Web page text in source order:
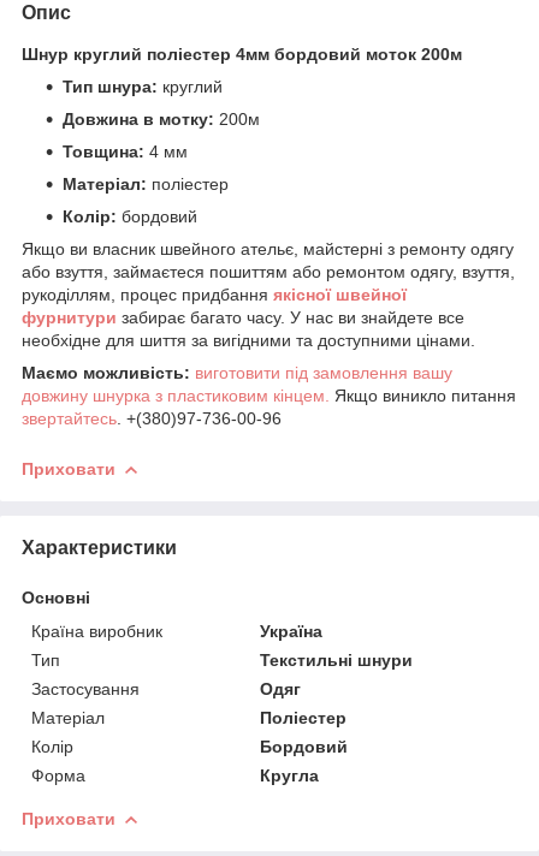
Опис
Шнур круглий поліестер 4мм бордовий моток 200м
Тип шнура: круглий
Довжина в мотку: 200м
Товщина: 4 мм
Матеріал: поліестер
Колір: бордовий
Якщо ви власник швейного ательє, майстерні з ремонту одягу
або взуття, займаєтеся пошиттям або ремонтом одягу, взуття,
рукоділлям, процес придбання якісної швейної
фурнитури забирає багато часу. У нас ви знайдете все
необхідне для шиття за вигідними та доступними цінами.
Маємо можливість: виготовити під замовлення вашу
довжину шнурка з пластиковим кінцем.
Якщо виникло питання
звертайтесь . +(380)97-736-00-96
Приховати
Характеристики
Основні
Країна виробник
Україна
Тип
Текстильні шнури
Застосування
Одяг
Матеріал
Поліестер
Колір
Бордовий
Форма
Кругла
Приховати